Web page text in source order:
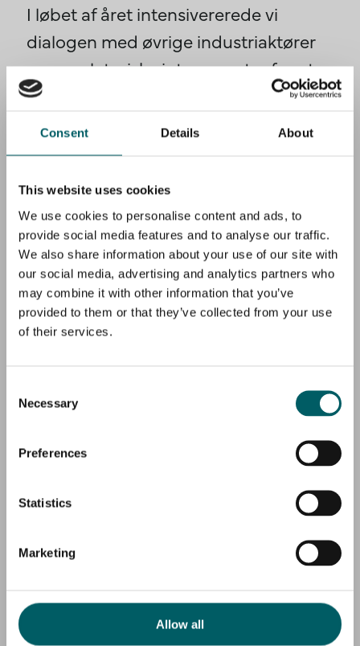
Consent Details About
This website uses cookies
We use cookies to personalise content and ads, to
provide social media features and to analyse our traffic.
We also share information about your use of our site with
our social media, advertising and analytics partners who
may combine it with other information that you’ve
provided to them or that they’ve collected from your use
of their services.
Selection
Necessary
Preferences
Statistics
Marketing
Allow all
I løbet af året intensivererede vi
dialogen med øvrige industriaktører
og regulatoriske interessenter for at
sikre nødvendige
myndighedstilladelser og langsigtet
bæredygtighed i vores investeringer.
I sidste halvdel af 2024 gennemførte
vi en række borgerinddragende
aktiviteter – herunder tre større
borgermøder med tilsammen over
300 deltagere. Hertil kommer et
omfattende formidlingsarbejde, tæt
på at gøre vores viden og intentioner
tilgængelige for både lokale borgere
og samarbejdspartnere både via
print- og digitalt
med at vores aktiviteter og ansvar
voksede. Umiddelbart efter